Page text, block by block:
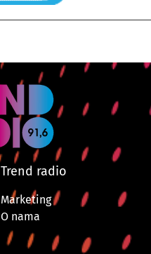
Trend radio
Marketing
O nama